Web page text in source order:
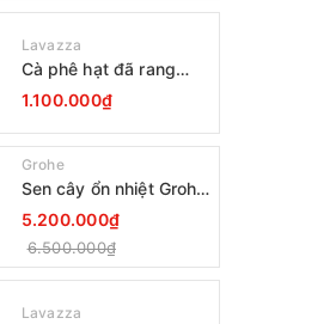
Lavazza
Cà phê hạt đã rang
Lavazza Coffee
Espresso Super Crema
1000g Date 12-2027
1.100.000₫
Grohe
Sen cây ổn nhiệt Grohe
Grohtherm 800
34566001
5.200.000₫
6.500.000₫
Lavazza